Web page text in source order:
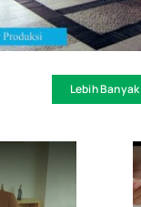
Lebih Banyak